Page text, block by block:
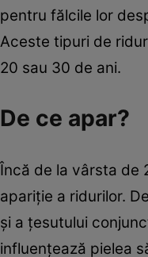
pentru fălcile lor
Aceste tipuri de
20 sau 30 de ani.
De ce apar?
Încă de la vârsta de
apariţie a ridurilor.
şi a ţesutului
influenţează pielea